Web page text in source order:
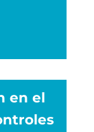
en el